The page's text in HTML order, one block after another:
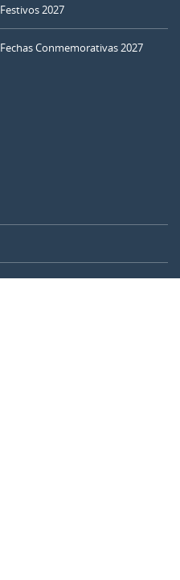
Festivos 2027
Fechas Conmemorativas 2027